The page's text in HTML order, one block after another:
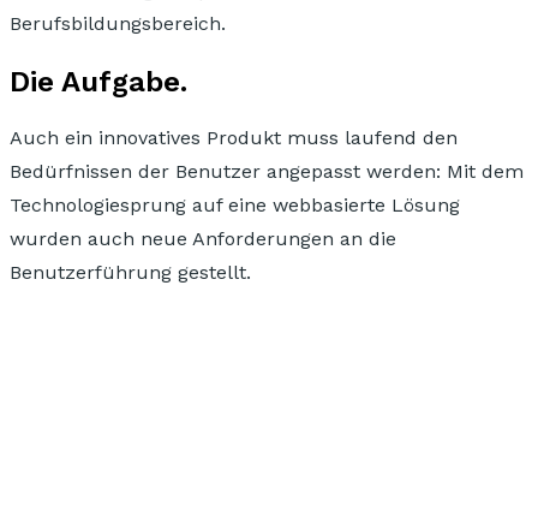
Berufsbildungsbereich.
Die Aufgabe.
Auch ein innovatives Produkt muss laufend den
Bedürfnissen der Benutzer angepasst werden: Mit dem
Technologiesprung auf eine webbasierte Lösung
wurden auch neue Anforderungen an die
Benutzerführung gestellt.